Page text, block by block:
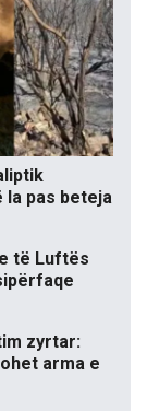
la pas beteja
të Luftës
zyrtar:
arma e